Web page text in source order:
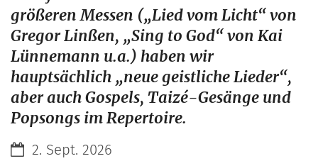
größeren Messen („Lied vom Licht“ von
Gregor Linßen, „Sing to God“ von Kai
Lünnemann u.a.) haben wir
hauptsächlich „neue geistliche Lieder“,
aber auch Gospels, Taizé-Gesänge und
Popsongs im Repertoire.
Datum:2. Sept. 2026